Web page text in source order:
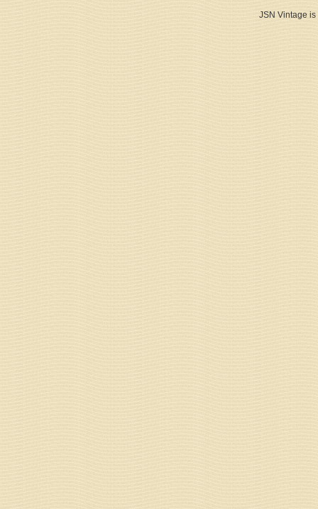
JSN Vintage